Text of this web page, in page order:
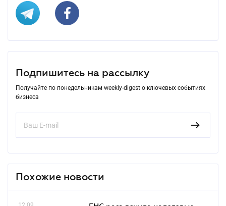
Подпишитесь на рассылку
Получайте по понедельникам weekly-digest о ключевых событиях
бизнеса
Похожие новости